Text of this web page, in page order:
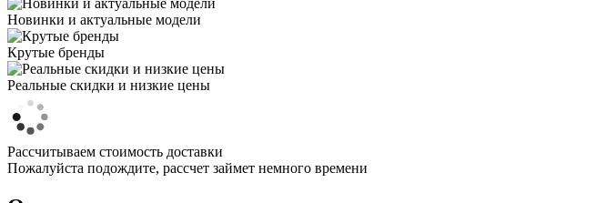
Новинки и актуальные модели
Крутые бренды
Реальные скидки и низкие цены
Рассчитываем стоимость доставки
Пожалуйста подождите, рассчет займет немного времени